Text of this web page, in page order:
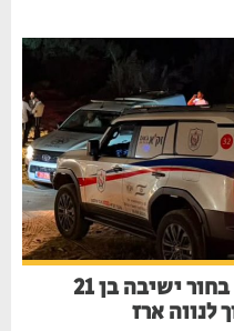
אסון בין הזמנים בבנימין: בחור ישיבה בן 21
ארז